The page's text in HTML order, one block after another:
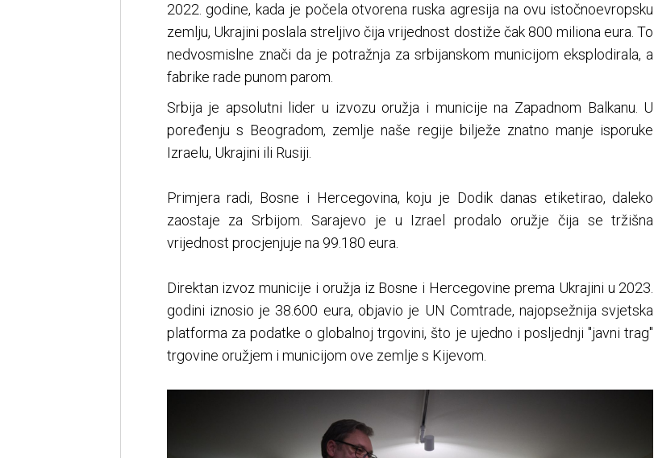
2022. godine, kada je počela otvorena ruska agresija na ovu istočnoevropsku
zemlju, Ukrajini poslala streljivo čija vrijednost dostiže čak 800 miliona eura. To
nedvosmislne znači da je potražnja za srbijanskom municijom eksplodirala, a
fabrike rade punom parom.
Srbija je apsolutni lider u izvozu oružja i municije na Zapadnom Balkanu. U
poređenju s Beogradom, zemlje naše regije bilježe znatno manje isporuke
Izraelu, Ukrajini ili Rusiji.
Primjera radi, Bosne i Hercegovina, koju je Dodik danas etiketirao, daleko
zaostaje za Srbijom. Sarajevo je u Izrael prodalo oružje čija se tržišna
vrijednost procjenjuje na 99.180 eura.
Direktan izvoz municije i oružja iz Bosne i Hercegovine prema Ukrajini u 2023.
godini iznosio je 38.600 eura, objavio je UN Comtrade, najopsežnija svjetska
platforma za podatke o globalnoj trgovini, što je ujedno i posljednji "javni trag"
trgovine oružjem i municijom ove zemlje s Kijevom.